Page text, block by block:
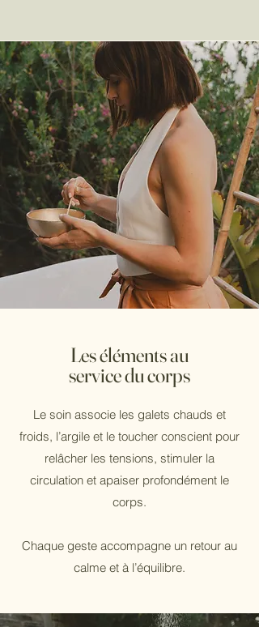
Les éléments au
service du corps
Le soin associe les galets chauds et
froids, l’argile et le toucher conscient pour
relâcher les tensions, stimuler la
circulation et apaiser profondément le
corps.
Chaque geste accompagne un retour au
calme et à l’équilibre.